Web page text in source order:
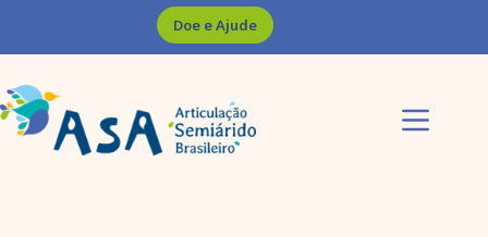
Doe e Ajude